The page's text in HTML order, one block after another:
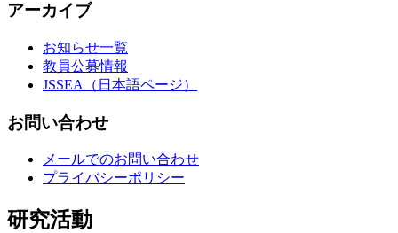
アーカイブ
お知らせ一覧
教員公募情報
JSSEA（日本語ページ）
お問い合わせ
メールでのお問い合わせ
プライバシーポリシー
研究活動